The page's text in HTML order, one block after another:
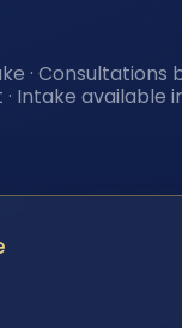
· Consultations
Intake available